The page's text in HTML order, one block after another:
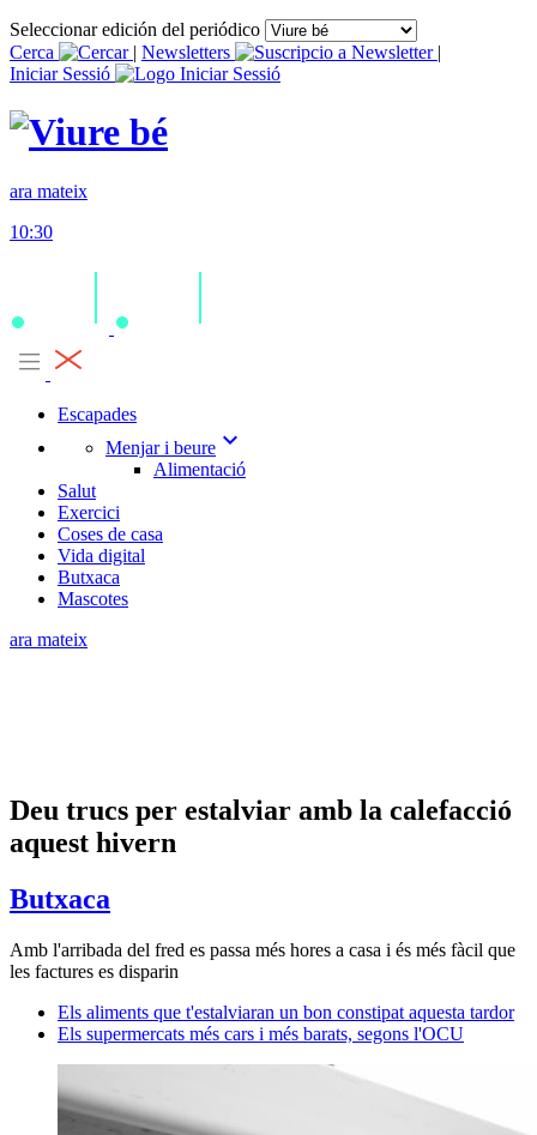
Seleccionar edición del periódico
Cerca
| Newsletters
|
Iniciar Sessió
ara mateix
10:30
Escapades
Menjar i beure expand_more
Alimentació
Salut
Exercici
Coses de casa
Vida digital
Butxaca
Mascotes
ara mateix
Deu trucs per estalviar amb la calefacció
aquest hivern
Butxaca
Amb l'arribada del fred es passa més hores a casa i és més fàcil que
les factures es disparin
Els aliments que t'estalviaran un bon constipat aquesta tardor
Els supermercats més cars i més barats, segons l'OCU